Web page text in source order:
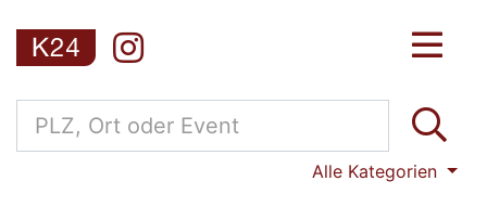
Alle Kategorien